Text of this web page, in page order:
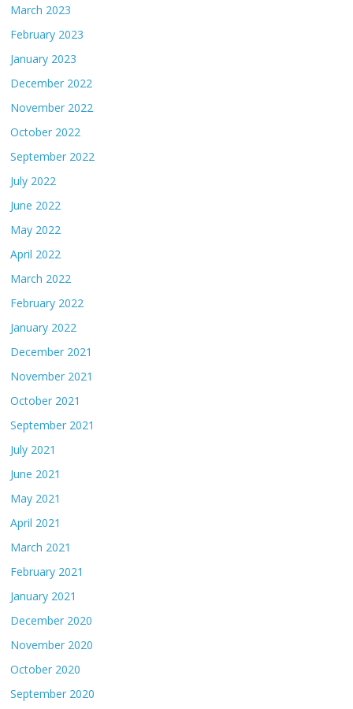
March 2023
February 2023
January 2023
December 2022
November 2022
October 2022
September 2022
July 2022
June 2022
May 2022
April 2022
March 2022
February 2022
January 2022
December 2021
November 2021
October 2021
September 2021
July 2021
June 2021
May 2021
April 2021
March 2021
February 2021
January 2021
December 2020
November 2020
October 2020
September 2020